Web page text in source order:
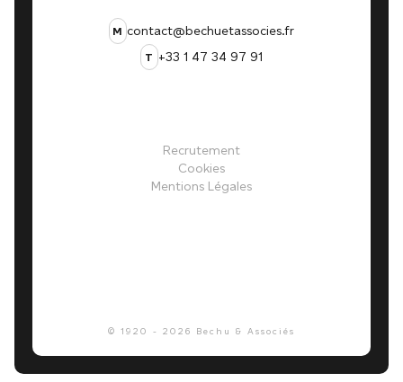
M contact@bechuetassocies.fr
T +33 1 47 34 97 91
Recrutement
Cookies
Mentions Légales
© 1920 - 2026 Bechu & Associés